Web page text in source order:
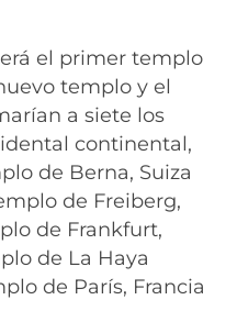
el primer templo
templo y el
a siete los
continental,
de Berna, Suiza
de Freiberg,
de Frankfurt,
de La Haya
de París, Francia